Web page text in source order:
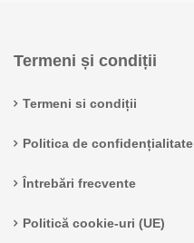
Termeni și condiții
Termeni si condiții
Politica de confidențialitate
Întrebări frecvente
Politică cookie-uri (UE)